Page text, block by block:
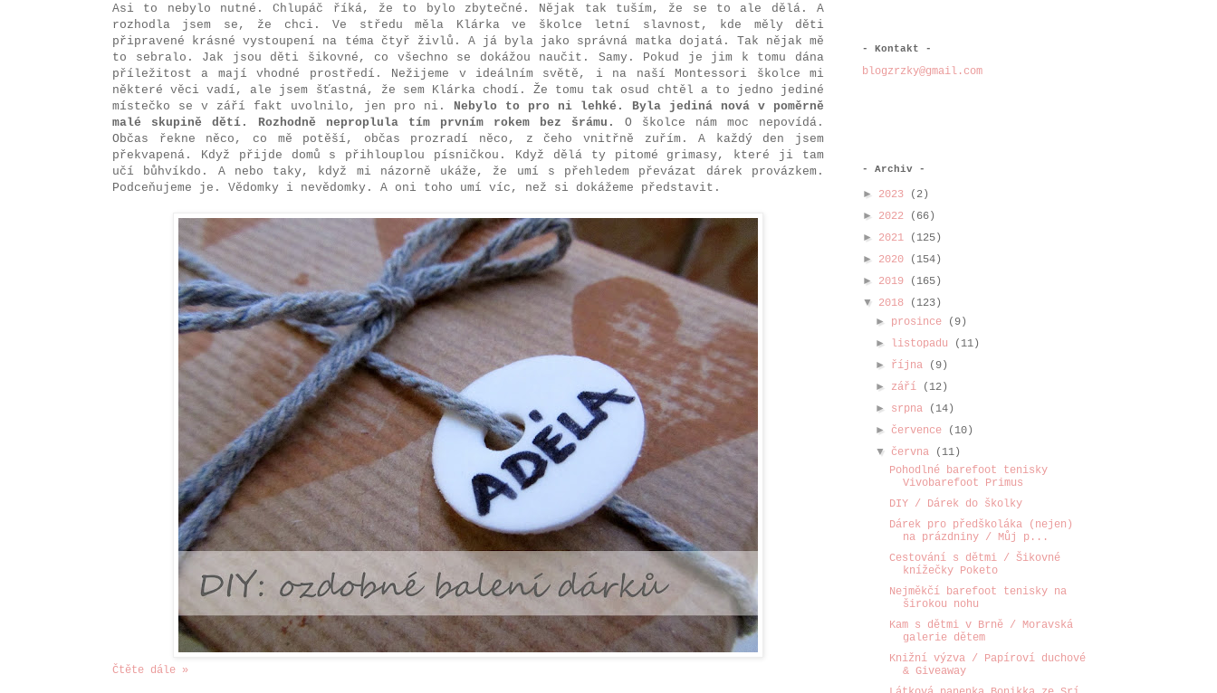
Asi to nebylo nutné. Chlupáč říká, že to bylo zbytečné. Nějak tak tuším, že se to ale dělá. A
rozhodla jsem se, že chci. Ve středu měla Klárka ve školce letní slavnost, kde měly děti
připravené krásné vystoupení na téma čtyř živlů. A já byla jako správná matka dojatá. Tak nějak mě
to sebralo. Jak jsou děti šikovné, co všechno se dokážou naučit. Samy. Pokud je jim k tomu dána
příležitost a mají vhodné prostředí. Nežijeme v ideálním světě, i na naší Montessori školce mi
některé věci vadí, ale jsem šťastná, že sem Klárka chodí. Že tomu tak osud chtěl a to jedno jediné
místečko se v září fakt uvolnilo, jen pro ni.
Nebylo to pro ni lehké. Byla jediná nová v poměrně
malé skupině dětí. Rozhodně neproplula tím prvním rokem bez šrámu. O školce nám moc nepovídá.
Občas řekne něco, co mě potěší, občas prozradí něco, z čeho vnitřně zuřím. A každý den jsem
překvapená. Když přijde domů s přihlouplou písničkou. Když dělá ty pitomé grimasy, které ji tam
učí bůhvíkdo. A nebo taky, když mi názorně ukáže, že umí s přehledem převázat dárek provázkem.
Podceňujeme je. Vědomky i nevědomky. A oni toho umí víc, než si dokážeme představit.
Čtěte dále »
- Kontakt -
blogzrzky@gmail.com
- Archiv -
► 2023
(2)
► 2022
(66)
► 2021
(125)
► 2020
(154)
► 2019
(165)
▼ 2018
(123)
► prosince
(9)
►
listopadu
(11)
► října
(9)
► září
(12)
► srpna
(14)
► července
(10)
▼ června
(11)
Pohodlné barefoot tenisky
Vivobarefoot Primus
DIY / Dárek do školky
Dárek pro předškoláka (nejen)
na prázdniny / Můj p...
Cestování s dětmi / Šikovné
knížečky Poketo
Nejměkčí barefoot tenisky na
širokou nohu
Kam s dětmi v Brně / Moravská
galerie dětem
Knižní výzva / Papíroví duchové
& Giveaway